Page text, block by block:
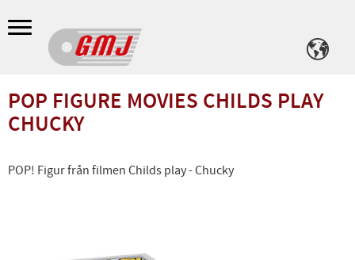
Meny
POP FIGURE MOVIES CHILDS PLAY
CHUCKY
POP! Figur från filmen Childs play - Chucky